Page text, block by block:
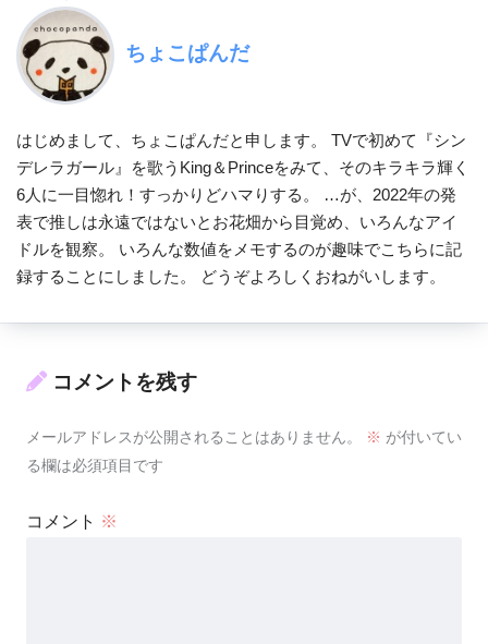
ちょこぱんだ
はじめまして、ちょこぱんだと申します。 TVで初めて『シン
デレラガール』を歌うKing＆Princeをみて、そのキラキラ輝く
6人に一目惚れ！すっかりどハマりする。 …が、2022年の発
表で推しは永遠ではないとお花畑から目覚め、いろんなアイ
ドルを観察。 いろんな数値をメモするのが趣味でこちらに記
録することにしました。 どうぞよろしくおねがいします。
コメントを残す
メールアドレスが公開されることはありません。 ※ が付いてい
る欄は必須項目です
コメント ※